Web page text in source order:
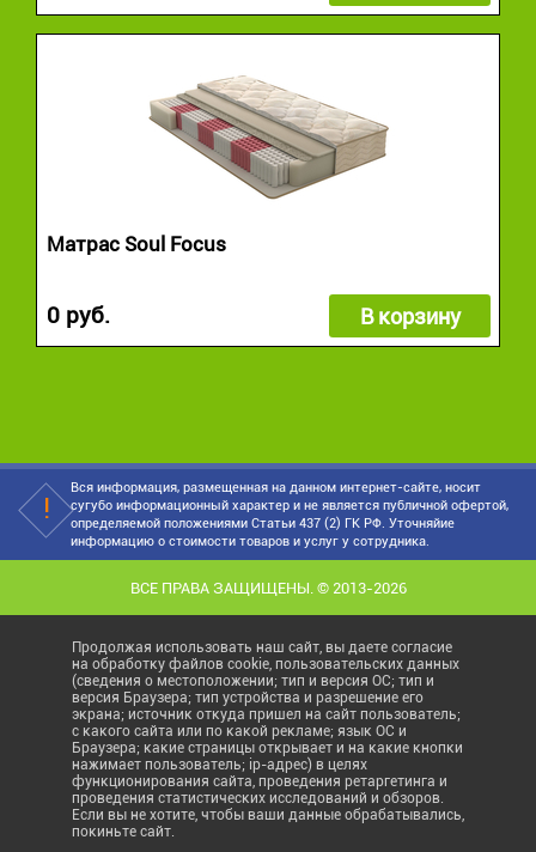
Матрас Soul Focus
0 руб. В корзину
Вся информация, размещенная на данном интернет-сайте, носит
сугубо информационный характер и не является публичной офертой,
определяемой положениями Статьи 437 (2) ГК РФ. Уточняйие
информацию о стоимости товаров и услуг у сотрудника.
ВСЕ ПРАВА ЗАЩИЩЕНЫ. © 2013-2026
Продолжая использовать наш сайт, вы даете согласие
на обработку файлов cookie, пользовательских данных
(сведения о местоположении; тип и версия ОС; тип и
версия Браузера; тип устройства и разрешение его
экрана; источник откуда пришел на сайт пользователь;
с какого сайта или по какой рекламе; язык ОС и
Браузера; какие страницы открывает и на какие кнопки
нажимает пользователь; ip-адрес) в целях
функционирования сайта, проведения ретаргетинга и
проведения статистических исследований и обзоров.
Если вы не хотите, чтобы ваши данные обрабатывались,
покиньте сайт.